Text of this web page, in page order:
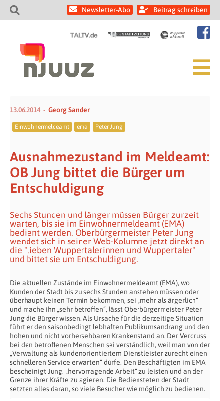
Newsletter-Abo Beitrag schreiben
13.06.2014 Georg Sander
Einwohnermeldeamt ema Peter Jung
Ausnahmezustand im Meldeamt:
OB Jung bittet die Bürger um
Entschuldigung
Sechs Stunden und länger müssen Bürger zurzeit
warten, bis sie im Einwohnermeldeamt (EMA)
bedient werden. Oberbürgermeister Peter Jung
wendet sich in seiner Web-Kolumne jetzt direkt an
die "lieben Wuppertalerinnen und Wuppertaler"
und bittet sie um Entschuldigung.
Die aktuellen Zustände im Einwohnermeldeamt (EMA), wo
Kunden der Stadt bis zu sechs Stunden anstehen müssen oder
überhaupt keinen Termin bekommen, sei „mehr als ärgerlich“
und mache ihn „sehr betroffen“, lässt Oberbürgermeister Peter
Jung die Bürger wissen. Als Ursache für die derzeitige Situation
führt er den saisonbedingt lebhaften Publikumsandrang und den
hohen und nicht vorhersehbaren Krankenstand an. Der Verdruss
bei den betroffenen Menschen sei verständlich, weil man von der
„Verwaltung als kundenorientiertem Dienstleister zurecht einen
schnelleren Service erwarten“ dürfe. Den Beschäftigten im EMA
bescheinigt Jung, „hervorragende Arbeit“ zu leisten und an der
Grenze ihrer Kräfte zu agieren. Die Bediensteten der Stadt
setzten alles daran, so viele Besucher wie möglich zu bedienen.